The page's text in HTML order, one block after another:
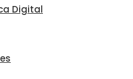
Digital